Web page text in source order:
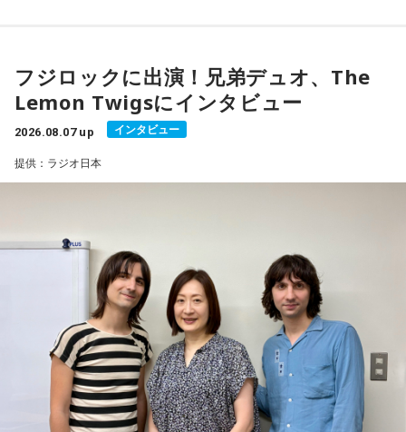
2026年8月8日は、寅の日と先勝が重なる開運日です。さら
に、「令和8年8月8日」と「8」が並ぶ覚えやすい日付である
ことから、縁起を意識する人にとっても印象深い一日となり
そうです。
一方で、暦は古くから受け継がれてきた考え方の一つであ
「新しい財布を使い始める」「旅行へ出発する」「新たな目
標を立てる」など、自分にとって前向きな一歩を踏み出すき
っかけとして、無理のない範囲で暦を取り入れてみるのもよ
日々の暮らしを少し前向きにするヒントとして、2026年8月8
日の「寅の日」を過ごしてみてはいかがでしょうか。
気になる方は、radikoのタイムフリーで放送をチェックして
みてください。
下村「発生の3日後には、熊本県警の犯罪抑止対策室っていう
ところがX(エックス)でかなり強い口調で警告を出しているん
です。『非常時にインプ稼ぎの偽情報は許されません』と。
インプっていうのはインプレッション、反応をいっぱい稼ご
うとして偽情報を流すなよ、と。今回は本当に強い口調だな
『捕まえるよ？』というところまで言っているぐらいなんで
「あー、なるほど」
「今回は細かい事例をご紹介する前に、時々このコーナ
ーで引用させていただいているJFC、日本ファクトチェックセ
ンターが一昨年、能登半島地震の直後に注意喚起した、『地
フジロックに出演！兄弟デュオ、The
Lemon Twigsにインタビュー
2026.08.07 up インタビュー
提供：ラジオ日本